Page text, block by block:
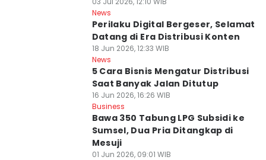
News
Perilaku Digital Bergeser, Selamat
Datang di Era Distribusi Konten
18 Jun 2026, 12:33 WIB
News
5 Cara Bisnis Mengatur Distribusi
Saat Banyak Jalan Ditutup
16 Jun 2026, 16:26 WIB
Business
Bawa 350 Tabung LPG Subsidi ke
Sumsel, Dua Pria Ditangkap di
Mesuji
01 Jun 2026, 09:01 WIB